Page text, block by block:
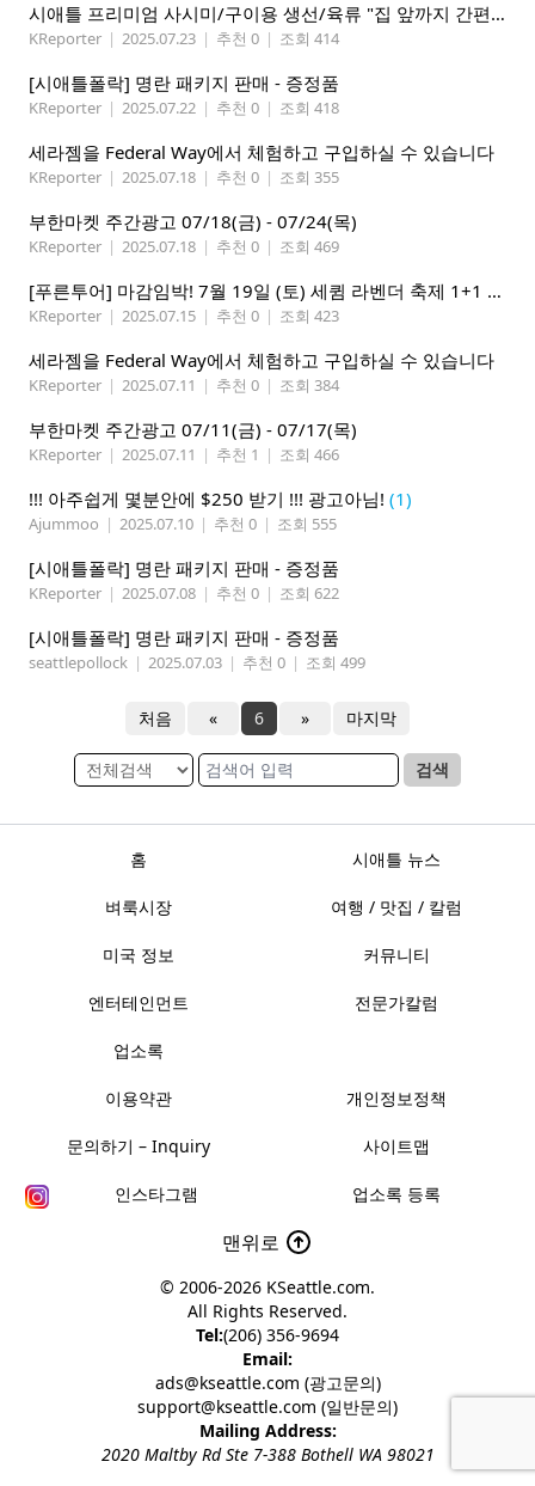
시애틀 프리미엄 사시미/구이용 생선/육류 "집 앞까지 간편하게" – 영오션닷컴
KReporter | 2025.07.23 | 추천 0 | 조회 414
[시애틀폴락] 명란 패키지 판매 - 증정품
KReporter | 2025.07.22 | 추천 0 | 조회 418
세라젬을 Federal Way에서 체험하고 구입하실 수 있습니다
KReporter | 2025.07.18 | 추천 0 | 조회 355
부한마켓 주간광고 07/18(금) - 07/24(목)
KReporter | 2025.07.18 | 추천 0 | 조회 469
[푸른투어] 마감임박! 7월 19일 (토) 세큄 라벤더 축제 1+1 이벤트
KReporter | 2025.07.15 | 추천 0 | 조회 423
세라젬을 Federal Way에서 체험하고 구입하실 수 있습니다
KReporter | 2025.07.11 | 추천 0 | 조회 384
부한마켓 주간광고 07/11(금) - 07/17(목)
KReporter | 2025.07.11 | 추천 1 | 조회 466
!!! 아주쉽게 몇분안에 $250 받기 !!! 광고아님! (1)
Ajummoo | 2025.07.10 | 추천 0 | 조회 555
[시애틀폴락] 명란 패키지 판매 - 증정품
KReporter | 2025.07.08 | 추천 0 | 조회 622
[시애틀폴락] 명란 패키지 판매 - 증정품
seattlepollock | 2025.07.03 | 추천 0 | 조회 499
처음 « 6 » 마지막
검색
홈 시애틀 뉴스
벼룩시장 여행 / 맛집 / 칼럼
미국 정보 커뮤니티
엔터테인먼트 전문가칼럼
업소록
이용약관 개인정보정책
문의하기 – Inquiry 사이트맵
인스타그램 업소록 등록
맨위로
© 2006-2026 KSeattle.com.
All Rights Reserved.
Tel:(206) 356-9694
Email:
ads@kseattle.com (광고문의)
support@kseattle.com (일반문의)
Mailing Address:
2020 Maltby Rd Ste 7-388 Bothell WA 98021